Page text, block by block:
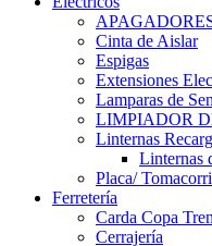
Cinta de Aislar
Espigas
Extensiones
Lamparas de
LIMPIADOR
Linternas
Linternas
Placa/
Ferretería
Carda Copa
Cerrajería